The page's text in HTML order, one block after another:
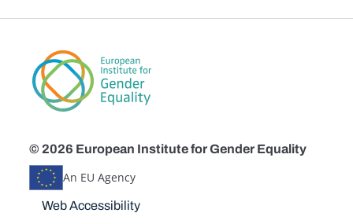
© 2026 European Institute for Gender Equality
An EU Agency
Disclaimers
Web Accessibility